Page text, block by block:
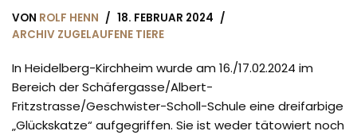
VON ROLF HENN
18. FEBRUAR 2024
ARCHIV ZUGELAUFENE TIERE
In Heidelberg-Kirchheim wurde am 16./17.02.2024 im
Bereich der Schäfergasse/Albert-
Fritzstrasse/Geschwister-Scholl-Schule eine dreifarbige
„Glückskatze“ aufgegriffen. Sie ist weder tätowiert noch